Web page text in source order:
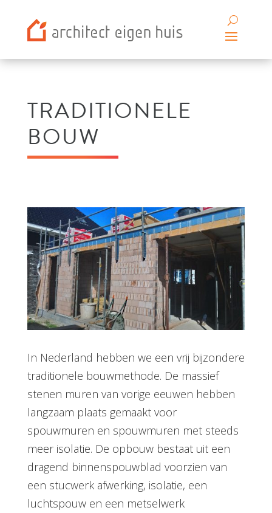
TRADITIONELE
BOUW
In Nederland hebben we een vrij bijzondere
traditionele bouwmethode. De massief
stenen muren van vorige eeuwen hebben
langzaam plaats gemaakt voor
spouwmuren en spouwmuren met steeds
meer isolatie. De opbouw bestaat uit een
dragend binnenspouwblad voorzien van
een stucwerk afwerking, isolatie, een
luchtspouw en een metselwerk